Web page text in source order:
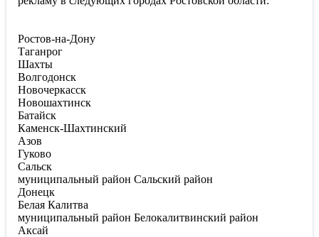
Ростов-на-Дону
Таганрог
Шахты
Волгодонск
Новочеркасск
Новошахтинск
Батайск
Каменск-Шахтинский
Азов
Гуково
Сальск
муниципальный район Сальский район
Донецк
Белая Калитва
муниципальный район Белокалитвинский район
Аксай